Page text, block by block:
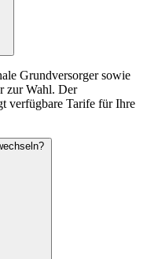
Grundversorger sowie
zur Wahl. Der
verfügbare Tarife für Ihre